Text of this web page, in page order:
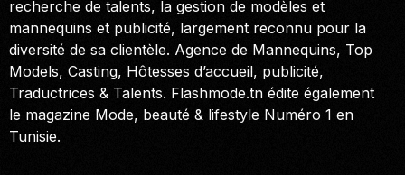
recherche de talents, la gestion de modèles et
mannequins et publicité, largement reconnu pour la
diversité de sa clientèle. Agence de Mannequins, Top
Models, Casting, Hôtesses d’accueil, publicité,
Traductrices & Talents. Flashmode.tn édite également
le magazine Mode, beauté & lifestyle Numéro 1 en
Tunisie.